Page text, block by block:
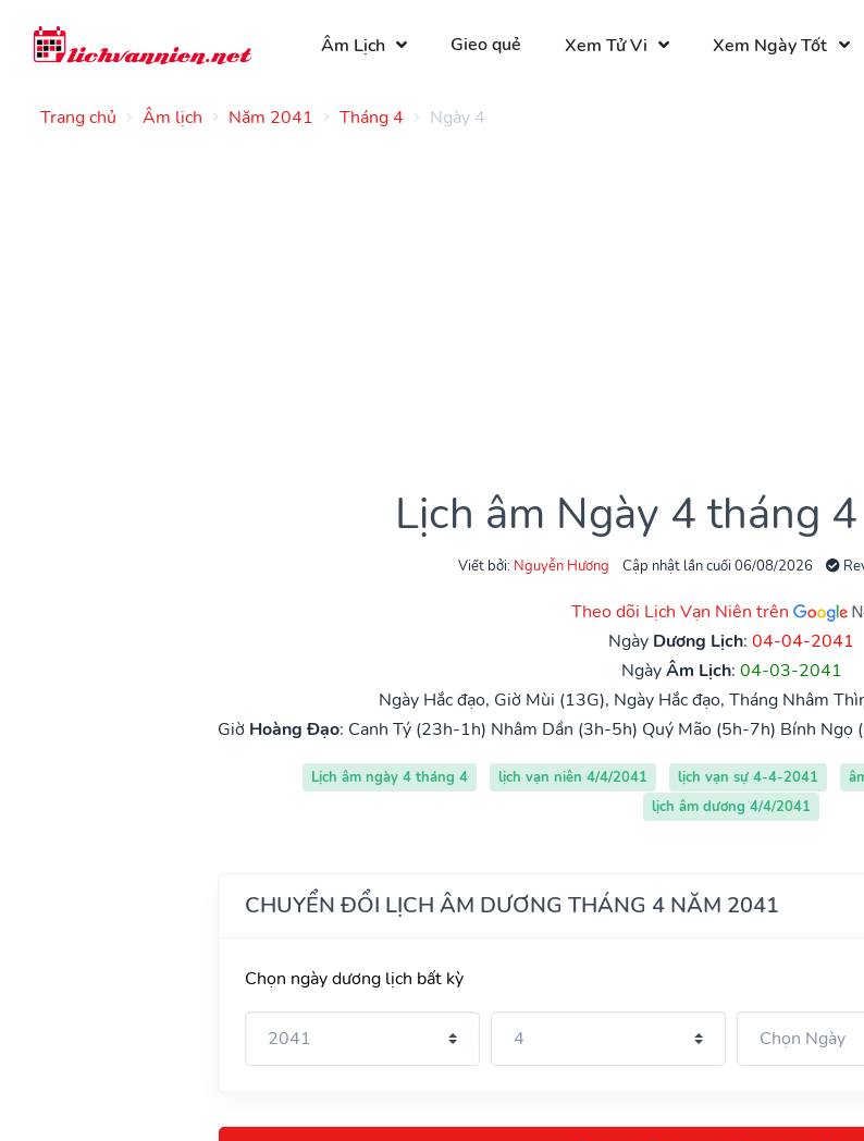
Âm Lịch Gieo quẻ Xem Tử Vi Xem Ngày Tốt
Trang chủ Âm lịch Năm 2041 Tháng 4 Ngày 4
Lịch âm Ngày 4 tháng
Viết bởi: Nguyễn Hương Cập nhật lần cuối 06/08/2026
Theo dõi Lịch Vạn Niên trên
Ngày Dương Lịch: 04-04-2041
NgàyÂm Lịch: 04-03-2041
Ngày Hắc đạo, Giờ Mùi (13G), Ngày Hắc đạo, Tháng Nhâm
Giờ Hoàng Đạo: Canh Tý (23h-1h) Nhâm Dần (3h-5h) Quý Mão (5h-7h) Bính Ngọ
Lịch âm ngày 4 tháng 4 lịch vạn niên 4/4/2041 lịch vạn sự 4-4-2041
lịch âm dương 4/4/2041
CHUYỂN ĐỔI LỊCH ÂM DƯƠNG THÁNG 4 NĂM 2041
Chọn ngày dương lịch bất kỳ